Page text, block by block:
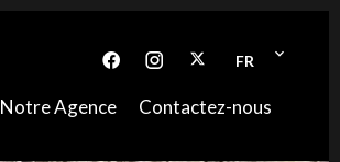
FR
Notre Agence Contactez-nous